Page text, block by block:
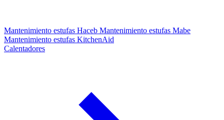
Mantenimiento estufas Haceb Mantenimiento estufas Mabe
Mantenimiento estufas KitchenAid
Calentadores